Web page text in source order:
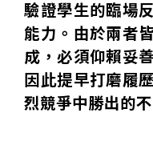
驗證學生的臨場
能力。由於兩者
成，必須仰賴妥
因此提早打磨履
烈競爭中勝出的不